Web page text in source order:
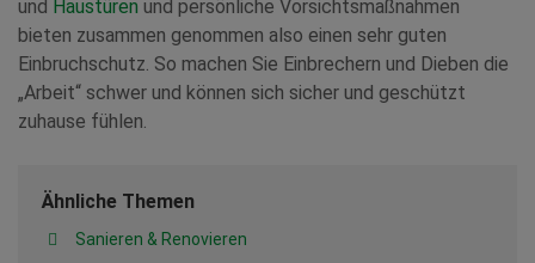
und Haustüren und persönliche Vorsichtsmaßnahmen
bieten zusammen genommen also einen sehr guten
Einbruchschutz. So machen Sie Einbrechern und Dieben die
„Arbeit“ schwer und können sich sicher und geschützt
zuhause fühlen.
Ähnliche Themen
Sanieren & Renovieren